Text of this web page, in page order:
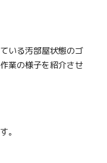
いる汚部屋状態のゴ
業の様子を紹介させ
。